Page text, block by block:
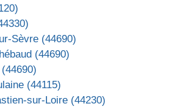
Sèvre (44690)
(44690)
(44115)
sur-Loire (44230)